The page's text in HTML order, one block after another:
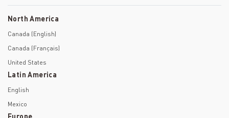
North America
Canada (English)
Canada (Français)
United States
Latin America
English
Mexico
Europe